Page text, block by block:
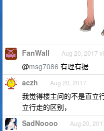
FanWall Aug 20, 2017
@msg7086 有理有据
aczh Aug 20, 2017
我觉得楼主问的不是直立
立行走的区别，
SadNoooo Aug 20,